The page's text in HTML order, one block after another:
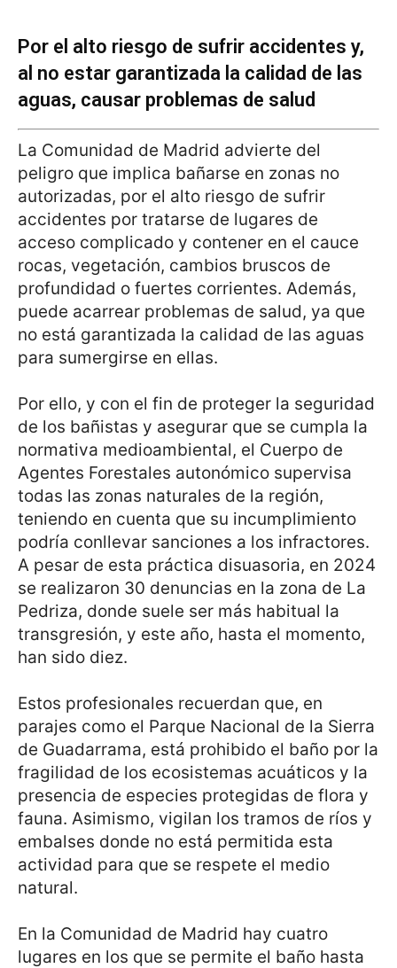
Por el alto riesgo de sufrir accidentes y,
al no estar garantizada la calidad de las
aguas, causar problemas de salud
La Comunidad de Madrid advierte del
peligro que implica bañarse en zonas no
autorizadas, por el alto riesgo de sufrir
accidentes por tratarse de lugares de
acceso complicado y contener en el cauce
rocas, vegetación, cambios bruscos de
profundidad o fuertes corrientes. Además,
puede acarrear problemas de salud, ya que
no está garantizada la calidad de las aguas
para sumergirse en ellas.
Por ello, y con el fin de proteger la seguridad
de los bañistas y asegurar que se cumpla la
normativa medioambiental, el Cuerpo de
Agentes Forestales autonómico supervisa
todas las zonas naturales de la región,
teniendo en cuenta que su incumplimiento
podría conllevar sanciones a los infractores.
A pesar de esta práctica disuasoria, en 2024
se realizaron 30 denuncias en la zona de La
Pedriza, donde suele ser más habitual la
transgresión, y este año, hasta el momento,
han sido diez.
Estos profesionales recuerdan que, en
parajes como el Parque Nacional de la Sierra
de Guadarrama, está prohibido el baño por la
fragilidad de los ecosistemas acuáticos y la
presencia de especies protegidas de flora y
fauna. Asimismo, vigilan los tramos de ríos y
embalses donde no está permitida esta
actividad para que se respete el medio
natural.
En la Comunidad de Madrid hay cuatro
lugares en los que se permite el baño hasta